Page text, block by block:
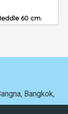
60 cm.
Bangkok,